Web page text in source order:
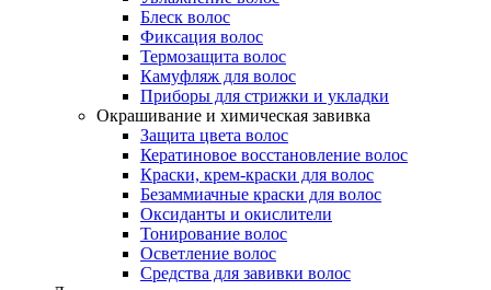
Блеск волос
Фиксация волос
Термозащита волос
Камуфляж для волос
Приборы для стрижки и укладки
Окрашивание и химическая завивка
Защита цвета волос
Кератиновое восстановление волос
Краски, крем-краски для волос
Безаммиачные краски для волос
Оксиданты и окислители
Тонирование волос
Осветление волос
Средства для завивки волос